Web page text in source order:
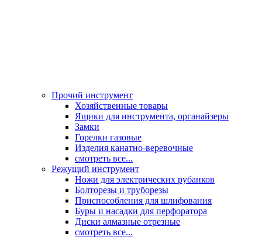
Прочий инструмент
Хозяйственные товары
Ящики для инструмента, органайзеры
Замки
Горелки газовые
Изделия канатно-веревочные
смотреть все...
Режущий инструмент
Ножи для электрических рубанков
Болторезы и труборезы
Приспособления для шлифования
Буры и насадки для перфоратора
Диски алмазные отрезные
смотреть все...